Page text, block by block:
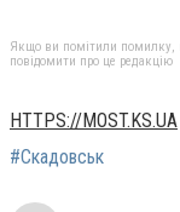
Якщо ви помітили помилку,
повідомити про це редакцію
HTTPS://MOST.KS.UA
#Скадовськ